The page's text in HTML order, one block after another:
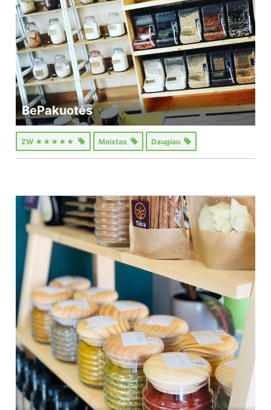
BePakuotės
ZW ★★★★★ Maistas Daugiau